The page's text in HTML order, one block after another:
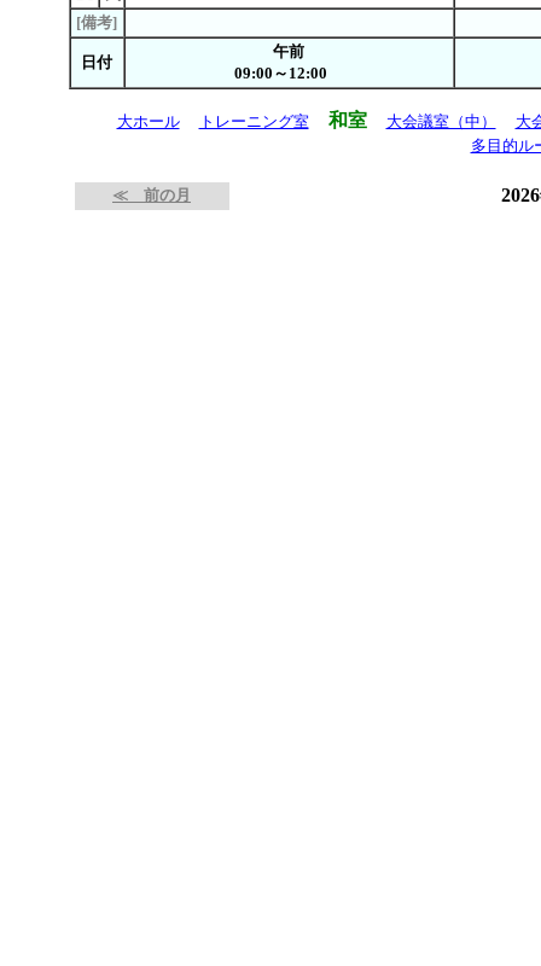
[備考]
日付
午前
09:00～12:00
大ホール トレーニング室 和室 大会議室（中）
大
多目的ル
≪ 前の月